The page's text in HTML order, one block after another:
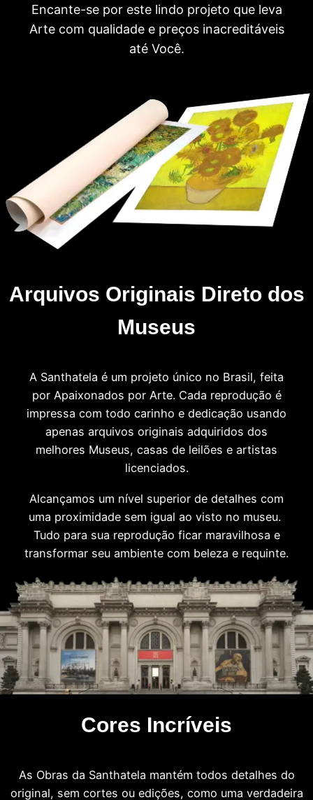
Encante-se por este lindo projeto que leva
Arte com qualidade e preços inacreditáveis
até Você.
Arquivos Originais Direto dos
Museus
A Santhatela é um projeto único no Brasil, feita
por Apaixonados por Arte. Cada reprodução é
impressa com todo carinho e dedicação usando
apenas arquivos originais adquiridos dos
melhores Museus, casas de leilões e artistas
licenciados.
Alcançamos um nível superior de detalhes com
uma proximidade sem igual ao visto no museu.
Tudo para sua reprodução ficar maravilhosa e
transformar seu ambiente com beleza e requinte.
Cores Incríveis
As Obras da Santhatela mantém todos detalhes do
original, sem cortes ou edições, como uma verdadeira